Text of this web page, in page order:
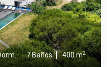
7 Baños 400 m2